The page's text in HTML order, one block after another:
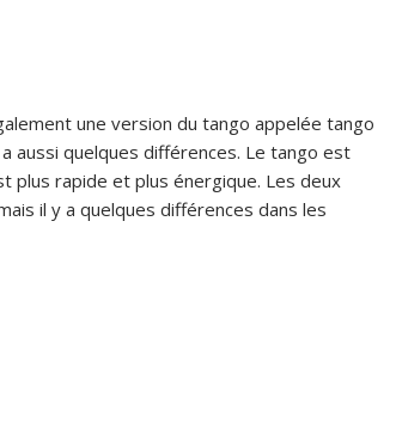
une version du tango appelée tango
aussi quelques différences. Le tango est
plus rapide et plus énergique. Les deux
il y a quelques différences dans les